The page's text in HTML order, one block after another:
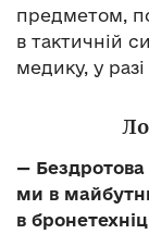
предметом,
в тактичній
медику, у
—
ми в
в